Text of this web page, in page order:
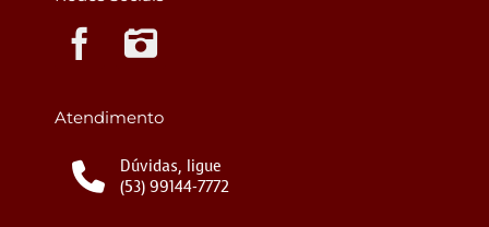
Atendimento
Dúvidas, ligue
(53) 99144-7772